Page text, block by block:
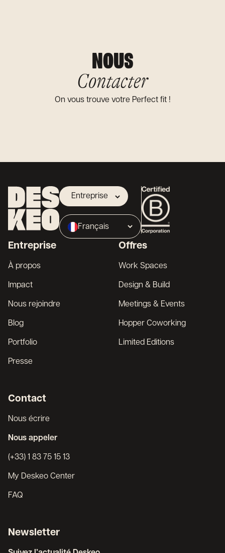
NOUS
Contacter
On vous trouve votre Perfect fit !
Entreprise
Propriétaire
Broker
Français
Entreprise
À propos
Impact
Nous rejoindre
Blog
Portfolio
Presse
Offres
Work Spaces
Design & Build
Meetings & Events
Hopper Coworking
Limited Editions
Contact
Nous écrire
Nous appeler
(+33) 1 83 75 15 13
My Deskeo Center
FAQ
Newsletter